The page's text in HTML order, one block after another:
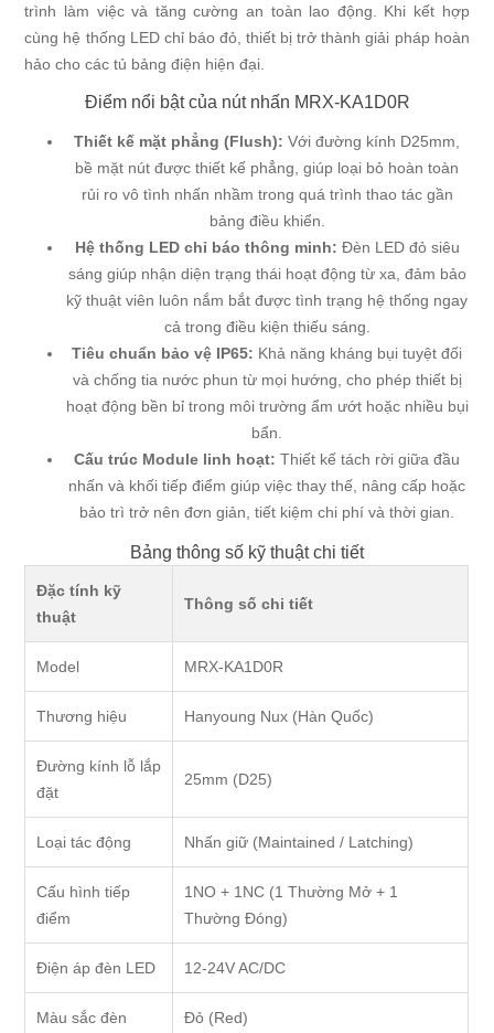
trình làm việc và tăng cường an toàn lao động. Khi kết hợp
cùng hệ thống LED chỉ báo đỏ, thiết bị trở thành giải pháp hoàn
hảo cho các tủ bảng điện hiện đại.
Điểm nổi bật của nút nhấn MRX-KA1D0R
Thiết kế mặt phẳng (Flush): Với đường kính D25mm,
bề mặt nút được thiết kế phẳng, giúp loại bỏ hoàn toàn
rủi ro vô tình nhấn nhầm trong quá trình thao tác gần
bảng điều khiển.
Hệ thống LED chỉ báo thông minh: Đèn LED đỏ siêu
sáng giúp nhận diện trạng thái hoạt động từ xa, đảm bảo
kỹ thuật viên luôn nắm bắt được tình trạng hệ thống ngay
cả trong điều kiện thiếu sáng.
Tiêu chuẩn bảo vệ IP65: Khả năng kháng bụi tuyệt đối
và chống tia nước phun từ mọi hướng, cho phép thiết bị
hoạt động bền bỉ trong môi trường ẩm ướt hoặc nhiều bụi
bẩn.
Cấu trúc Module linh hoạt: Thiết kế tách rời giữa đầu
nhấn và khối tiếp điểm giúp việc thay thế, nâng cấp hoặc
bảo trì trở nên đơn giản, tiết kiệm chi phí và thời gian.
Bảng thông số kỹ thuật chi tiết
Đặc tính kỹ
thuật
Thông số chi tiết
Model MRX-KA1D0R
Thương hiệu Hanyoung Nux (Hàn Quốc)
Đường kính lỗ lắp
đặt
25mm (D25)
Loại tác động Nhấn giữ (Maintained / Latching)
Cấu hình tiếp
điểm
1NO + 1NC (1 Thường Mở + 1
Thường Đóng)
Điện áp đèn LED 12-24V AC/DC
Màu sắc đèn Đỏ (Red)